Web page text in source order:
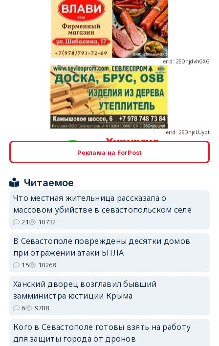
erid: 2SDnjdvhGXG
erid: 2SDnjcrDNw6
Реклама на ForPost
Читаемое
Что местная жительница рассказала о
массовом убийстве в севастопольском селе
21 10732
В Севастополе повреждены десятки домов
при отражении атаки БПЛА
15 10268
Ханский дворец возглавил бывший
замминистра юстиции Крыма
6 9788
Кого в Севастополе готовы взять на работу
для защиты города от дронов